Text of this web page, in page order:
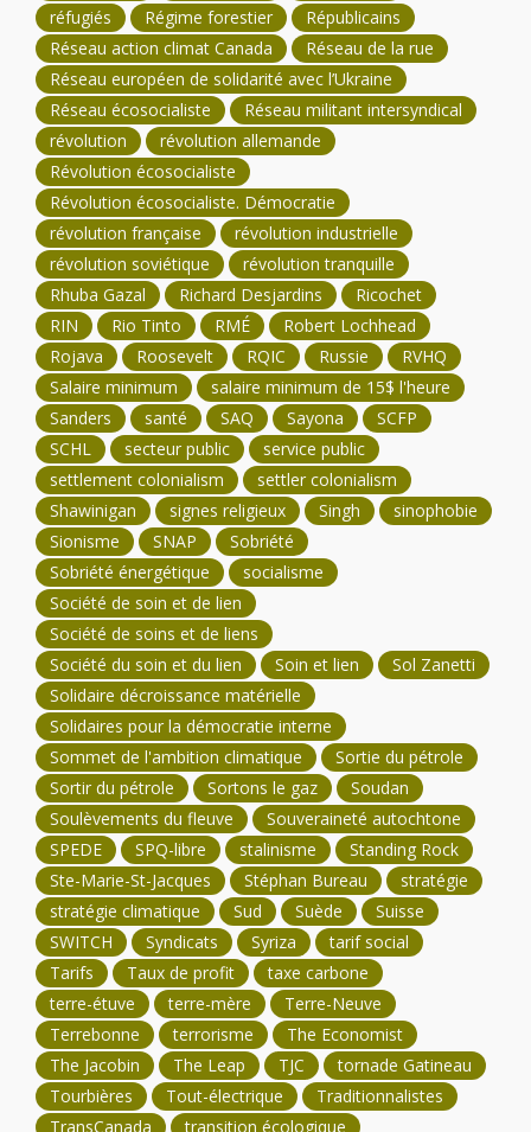
réfugiés
Régime forestier
Républicains
Réseau action climat Canada
Réseau de la rue
Réseau européen de solidarité avec l’Ukraine
Réseau écosocialiste
Réseau militant intersyndical
révolution
révolution allemande
Révolution écosocialiste
Révolution écosocialiste. Démocratie
révolution française
révolution industrielle
révolution soviétique
révolution tranquille
Rhuba Gazal
Richard Desjardins
Ricochet
RIN
Rio Tinto RMÉ
Robert Lochhead
Rojava
Roosevelt RQIC Russie
RVHQ
Salaire minimum
salaire minimum de 15$ l'heure
Sanders
santé SAQ Sayona
SCFP
SCHL
secteur public
service public
settlement colonialism
settler colonialism
Shawinigan
signes religieux Singh
sinophobie
Sionisme
SNAP
Sobriété
Sobriété énergétique
socialisme
Société de soin et de lien
Société de soins et de liens
Société du soin et du lien
Soin et lien
Sol Zanetti
Solidaire décroissance matérielle
Solidaires pour la démocratie interne
Sommet de l'ambition climatique
Sortie du pétrole
Sortir du pétrole
Sortons le gaz
Soudan
Soulèvements du fleuve
Souveraineté autochtone
SPEDE
SPQ-libre stalinisme
Standing Rock
Ste-Marie-St-Jacques
Stéphan Bureau
stratégie
stratégie climatique
Sud Suède
Suisse
SWITCH
Syndicats Syriza
tarif social
Tarifs
Taux de profit
taxe carbone
terre-étuve
terre-mère
Terre-Neuve
Terrebonne
terrorisme
The Economist
The Jacobin
The Leap TJC
tornade Gatineau
Tourbières
Tout-électrique
Traditionnalistes
TransCanada
transition écologique